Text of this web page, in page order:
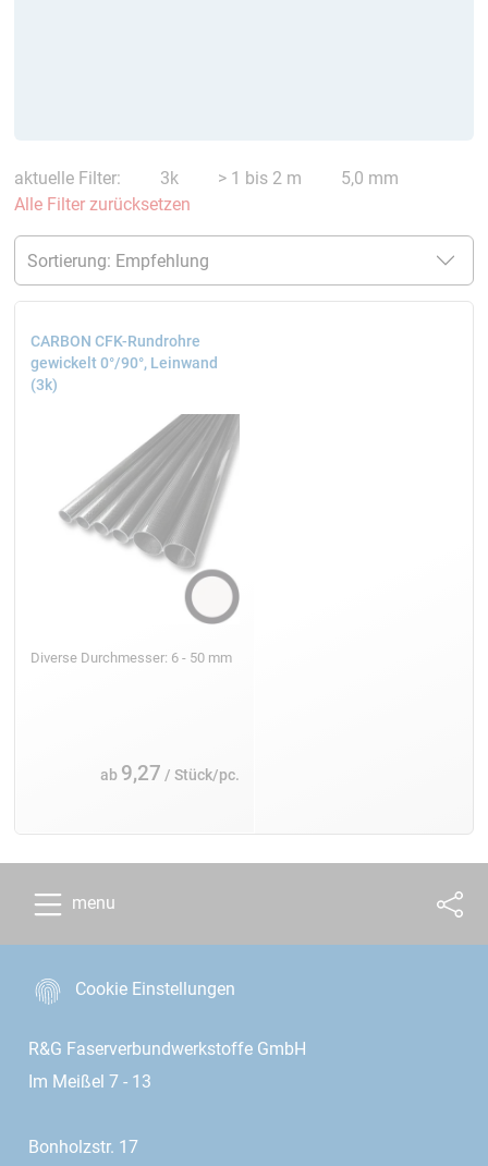
aktuelle Filter: 3k > 1 bis 2 m
5,0 mm
Alle Filter zurücksetzen
CARBON CFK-Rundrohre
gewickelt 0°/90°, Leinwand
(3k)
Diverse Durchmesser: 6 - 50 mm
ab 9,27 / Stück/pc.
menu
Cookie Einstellungen
R&G Faserverbundwerkstoffe GmbH
Im Meißel 7 - 13
Bonholzstr. 17